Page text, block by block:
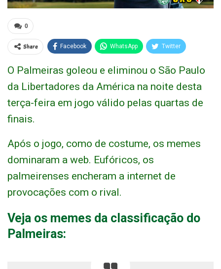
0
Share Facebook WhatsApp Twitter
O Palmeiras goleou e eliminou o São Paulo
da Libertadores da América na noite desta
terça-feira em jogo válido pelas quartas de
finais.
Após o jogo, como de costume, os memes
dominaram a web. Eufóricos, os
palmeirenses encheram a internet de
provocações com o rival.
Veja os memes da classificação do
Palmeiras: